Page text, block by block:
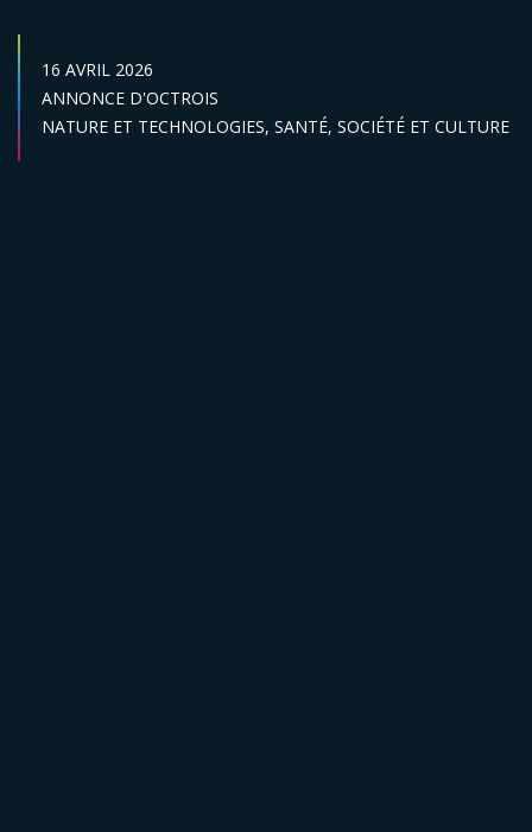
DATE DE PUBLICATION :
16 AVRIL 2026
Catégories :
ANNONCE D'OCTROIS
Secteur :
NATURE ET TECHNOLOGIES, SANTÉ, SOCIÉTÉ ET CULTURE